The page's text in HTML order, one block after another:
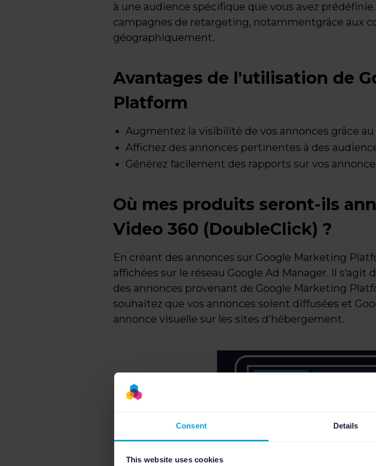
Consent Details
This website uses cookies
à une audience spécifique que vous avez
campagnes de retargeting, notammentgrâce aux
géographiquement.
Avantages de l'utilisation de
Platform
Augmentez la visibilité de vos annonces grâce
Affichez des annonces pertinentes à des
Générez facilement des rapports sur vos
Où mes produits seront-ils
Video 360 (DoubleClick) ?
En créant des annonces sur Google Marketing
affichées sur le réseau Google Ad Manager. Il
des annonces provenant de Google Marketing
souhaitez que vos annonces soient diffusées et
annonce visuelle sur les sites d'hébergement.